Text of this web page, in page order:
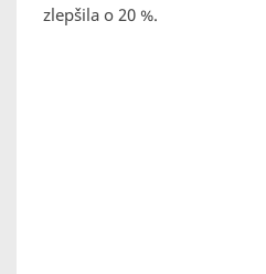
zlepšila o 20 %.